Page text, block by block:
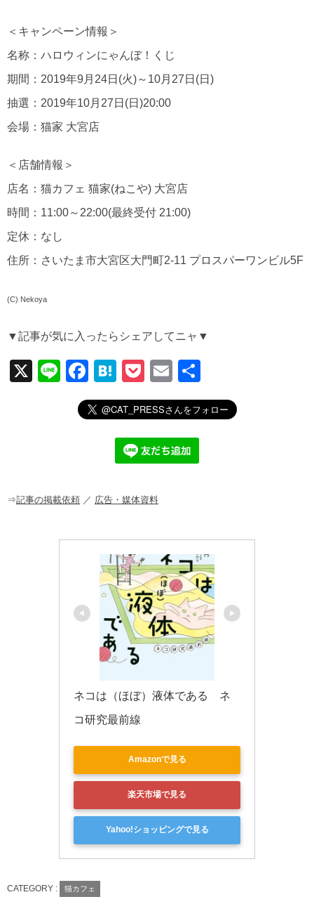
＜キャンペーン情報＞
名称：ハロウィンにゃんぼ！くじ
期間：2019年9月24日(火)～10月27日(日)
抽選：2019年10月27日(日)20:00
会場：猫家 大宮店
＜店舗情報＞
店名：猫カフェ 猫家(ねこや) 大宮店
時間：11:00～22:00(最終受付 21:00)
定休：なし
住所：さいたま市大宮区大門町2-11 プロスパーワンビル5F
(C) Nekoya
▼記事が気に入ったらシェアしてニャ▼
X
Li
F
a
c
o
H
at
e
n
a
P
o
ck
et
E
m
ail
有
⇒記事の掲載依頼 ／ 広告・媒体資料
ネコは（ほぼ）液体である　ネ
コ研究最前線
Amazonで見る
楽天市場で見る
Yahoo!ショッピングで見る
CATEGORY : 猫カフェ